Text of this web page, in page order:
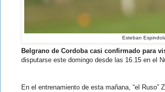
Esteban
Belgrano de Cordoba casi confirmado para
disputarse este domingo desde las 16.15 en el
En el entrenamiento de esta mañana, “el